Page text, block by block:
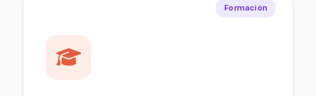
Formación